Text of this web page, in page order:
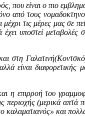
που είναι ο πιο
από τους
μέχρι τις μέρες μας σε
υποστεί
στη
είναι
η επιρροή του
περιοχής (μερικά απτά
καλαματιανός» και